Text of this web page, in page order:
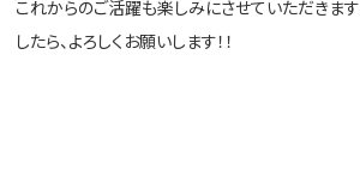
これからのご活躍も楽しみにさせていただきま
したら、よろしくお願いします！！